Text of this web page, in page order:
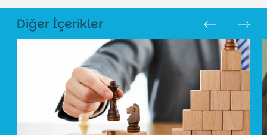
Diğer İçerikler